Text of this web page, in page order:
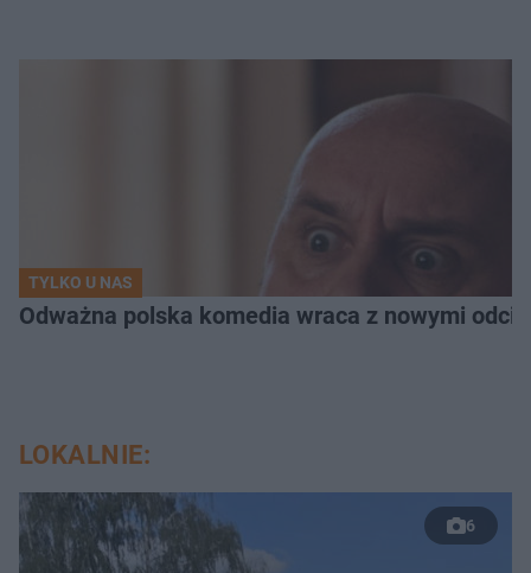
TYLKO U NAS
Odważna polska komedia wraca z nowymi
LOKALNIE:
6